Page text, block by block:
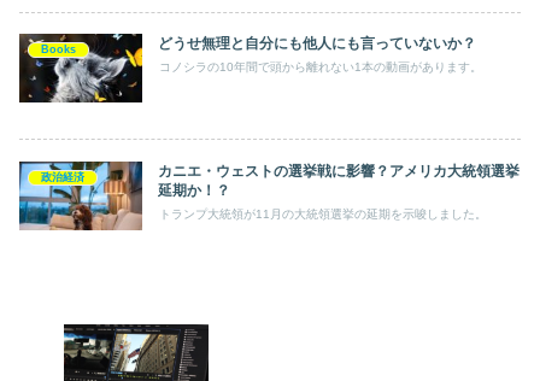
Books どうせ無理と自分にも他人にも言っていないか？
コノシラの10年間で頭から離れない1本の動画があります。
政治経済
カニエ・ウェストの選挙戦に影響？アメリカ大統領選挙
延期か！？
トランプ大統領が11月の大統領選挙の延期を示唆しました。